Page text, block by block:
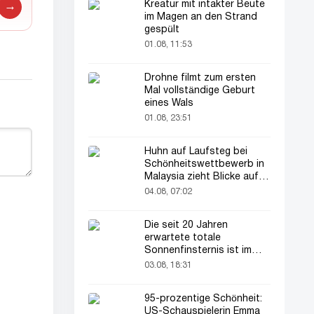
→
Kreatur mit intakter Beute
im Magen an den Strand
gespült
01.08, 11:53
Drohne filmt zum ersten
Mal vollständige Geburt
eines Wals
01.08, 23:51
Huhn auf Laufsteg bei
Schönheitswettbewerb in
Malaysia zieht Blicke auf
sich
04.08, 07:02
Die seit 20 Jahren
erwartete totale
Sonnenfinsternis ist im
August zu sehen
03.08, 18:31
95-prozentige Schönheit:
US-Schauspielerin Emma